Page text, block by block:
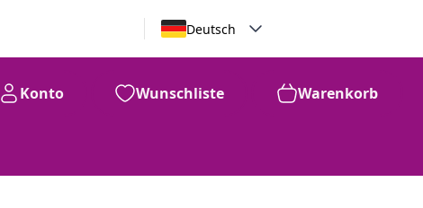
Deutsch
Konto Wunschliste Warenkorb